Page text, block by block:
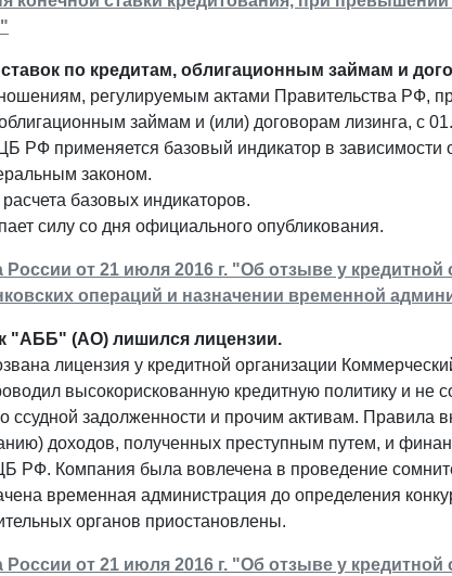
по кредитам, облигационным займам и
регулируемым актами Правительства РФ,
займам и (или) договорам лизинга, с
РФ применяется базовый индикатор в зависимости
законом.
базовых индикаторов.
силу со дня официального опубликования.
от 21 июля 2016 г. "Об отзыве у
операций и назначении временной
"АББ" (АО) лишился лицензии.
лицензия у кредитной организации
высокорискованную кредитную политику и
ссудной задолженности и прочим активам. Правила
доходов, полученных преступным путем, и
РФ. Компания была вовлечена в проведение
временная администрация до определения
органов приостановлены.
от 21 июля 2016 г. "Об отзыве у